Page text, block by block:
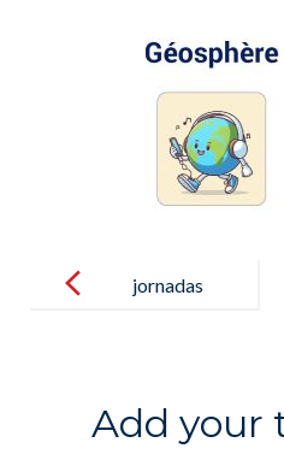
navigation
jornadas
Add your